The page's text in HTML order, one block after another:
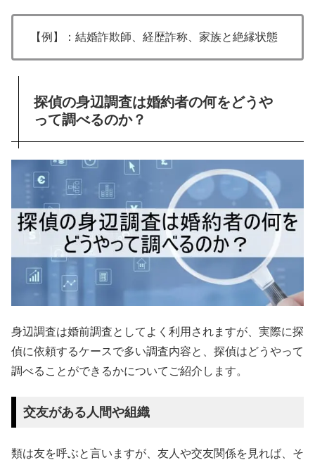
【例】：結婚詐欺師、経歴詐称、家族と絶縁状態
探偵の身辺調査は婚約者の何をどうや
って調べるのか？
身辺調査は婚前調査としてよく利用されますが、実際に探
偵に依頼するケースで多い調査内容と、探偵はどうやって
調べることができるかについてご紹介します。
交友がある人間や組織
類は友を呼ぶと言いますが、友人や交友関係を見れば、そ